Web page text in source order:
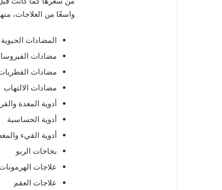
واسعًا من العلاجات،
المضادات الحيوية
مضادات
مضادات
مضادات الالتهاب
أدوية المعدة
أدوية الحساسية
أدوية القيء
بخاخات الربو
علاجات الهرمونات
علاجات العقم